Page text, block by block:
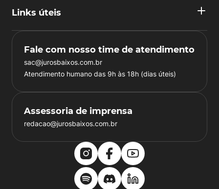
Links úteis
Fale com nosso time de atendimento
sac@jurosbaixos.com.br
Atendimento humano das 9h às 18h (dias úteis)
Assessoria de imprensa
redacao@jurosbaixos.com.br